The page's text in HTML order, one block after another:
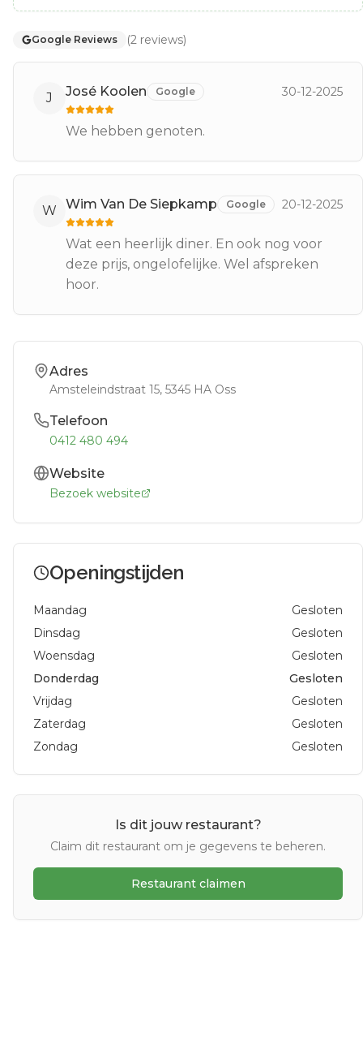
Google Reviews (2 reviews)
J José Koolen Google 30-12-2025
We hebben genoten.
W Wim Van De Siepkamp Google 20-12-2025
Wat een heerlijk diner. En ook nog voor
deze prijs, ongelofelijke. Wel afspreken
hoor.
Adres
Amsteleindstraat 15, 5345 HA Oss
Telefoon
0412 480 494
Website
Bezoek website
Openingstijden
Maandag
Gesloten
Dinsdag
Gesloten
Woensdag
Gesloten
Donderdag
Gesloten
Vrijdag
Gesloten
Zaterdag
Gesloten
Zondag
Gesloten
Is dit jouw restaurant?
Claim dit restaurant om je gegevens te beheren.
Restaurant claimen